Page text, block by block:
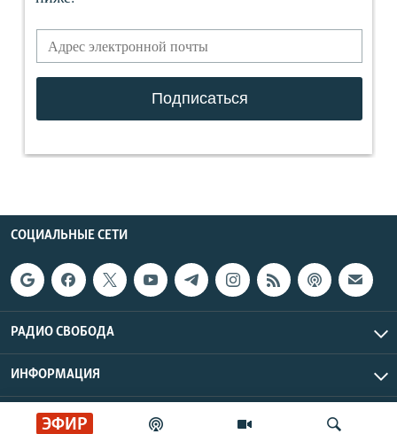
ЭФИР
СОЦИАЛЬНЫЕ СЕТИ
РАДИО СВОБОДА
ИНФОРМАЦИЯ
Радио Свобода © 2026 RFE/RL, Inc. | Все права защищены.